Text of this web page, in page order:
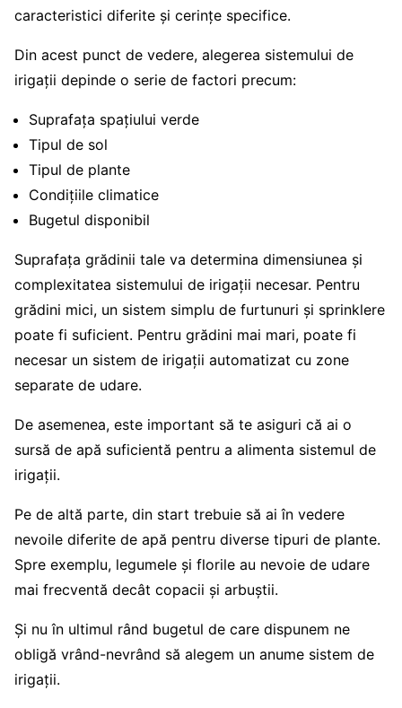
caracteristici diferite și cerințe specifice.
Din acest punct de vedere, alegerea sistemului de
irigații depinde o serie de factori precum:
Suprafața spațiului verde
Tipul de sol
Tipul de plante
Condițiile climatice
Bugetul disponibil
Suprafața grădinii tale va determina dimensiunea și
complexitatea sistemului de irigații necesar. Pentru
grădini mici, un sistem simplu de furtunuri și sprinklere
poate fi suficient. Pentru grădini mai mari, poate fi
necesar un sistem de irigații automatizat cu zone
separate de udare.
De asemenea, este important să te asiguri că ai o
sursă de apă suficientă pentru a alimenta sistemul de
irigații.
Pe de altă parte, din start trebuie să ai în vedere
nevoile diferite de apă pentru diverse tipuri de plante.
Spre exemplu, legumele și florile au nevoie de udare
mai frecventă decât copacii și arbuștii.
Și nu în ultimul rând bugetul de care dispunem ne
obligă vrând-nevrând să alegem un anume sistem de
irigații.